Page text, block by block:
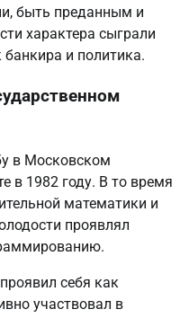
быть преданным и
характера сыграли
и политика.
в Московском
в 1982 году. В то время
математики и
проявлял
себя как
участвовал в